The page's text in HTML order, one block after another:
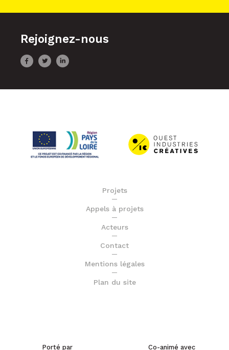
Rejoignez-nous
Projets
Appels à projets
Acteurs
Contact
Mentions légales
Plan du site
Porté par Co-animé avec